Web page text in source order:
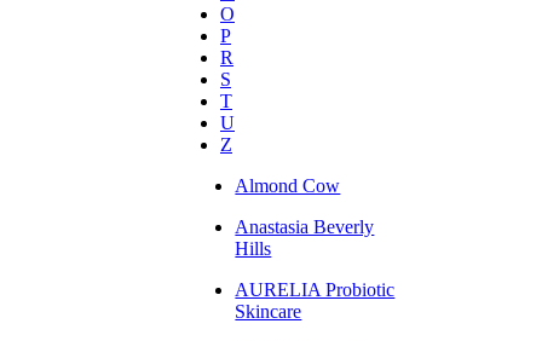
O
P
R
S
T
U
Z
Almond Cow
Anastasia Beverly
Hills
AURELIA Probiotic
Skincare